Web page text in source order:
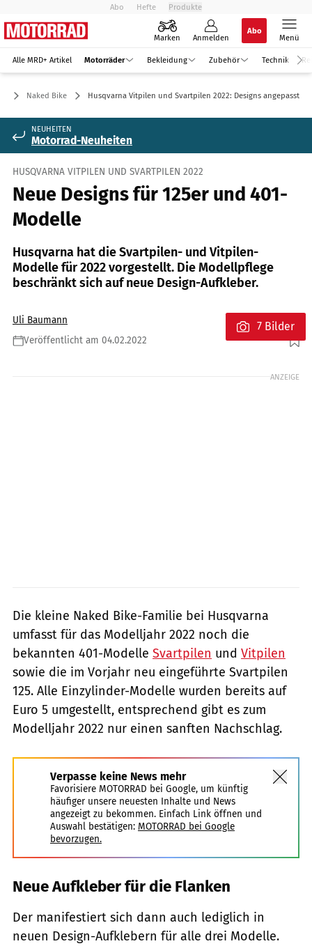
Abo Hefte Produkte
Marken Anmelden
Abo
Menü
Alle MRD+ Artikel Motorräder Bekleidung Zubehör Technik
Naked Bike Husqvarna Vitpilen und Svartpilen 2022: Designs angepasst
NEUHEITEN
Motorrad-Neuheiten
HUSQVARNA VITPILEN UND SVARTPILEN 2022
Neue Designs für 125er und 401-
Modelle
Husqvarna hat die Svartpilen- und Vitpilen-
Modelle für 2022 vorgestellt. Die Modellpflege
beschränkt sich auf neue Design-Aufkleber.
Uli Baumann
Veröffentlicht am 04.02.2022
Foto: Husqvarna
7 Bilder
ANZEIGE
Die kleine Naked Bike-Familie bei Husqvarna
umfasst für das Modelljahr 2022 noch die
bekannten 401-Modelle Svartpilen und Vitpilen
sowie die im Vorjahr neu eingeführte Svartpilen
125. Alle Einzylinder-Modelle wurden bereits auf
Euro 5 umgestellt, entsprechend gibt es zum
Modelljahr 2022 nur einen sanften Nachschlag.
Verpasse keine News mehr
Favorisiere MOTORRAD bei Google, um künftig
häufiger unsere neuesten Inhalte und News
angezeigt zu bekommen. Einfach Link öffnen und
Auswahl bestätigen: MOTORRAD bei Google
bevorzugen.
Neue Aufkleber für die Flanken
Der manifestiert sich dann auch lediglich in
neuen Design-Aufklebern für alle drei Modelle.